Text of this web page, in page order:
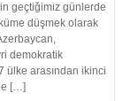
geçtiğimiz günlerde
düşmek olarak
demokratik
ülke arasından ikinci
[…]